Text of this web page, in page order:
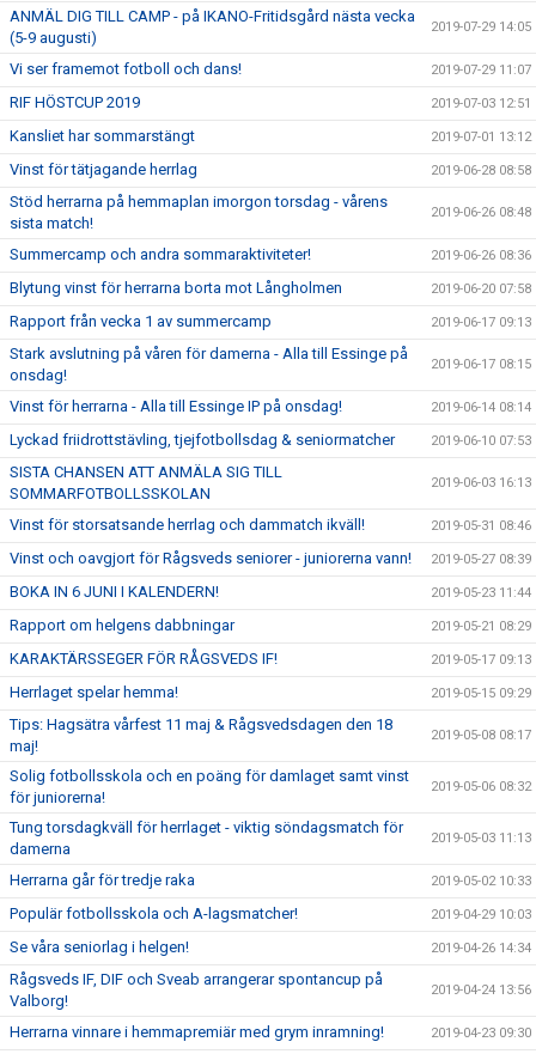
ANMÄL DIG TILL CAMP - på IKANO-Fritidsgård nästa vecka
(5-9 augusti)
2019-07-29 14:05
Vi ser framemot fotboll och dans! 2019-07-29 11:07
RIF HÖSTCUP 2019 2019-07-03 12:51
Kansliet har sommarstängt 2019-07-01 13:12
Vinst för tätjagande herrlag 2019-06-28 08:58
Stöd herrarna på hemmaplan imorgon torsdag - vårens
sista match!
2019-06-26 08:48
Summercamp och andra sommaraktiviteter! 2019-06-26 08:36
Blytung vinst för herrarna borta mot Långholmen 2019-06-20 07:58
Rapport från vecka 1 av summercamp 2019-06-17 09:13
Stark avslutning på våren för damerna - Alla till Essinge på
onsdag!
2019-06-17 08:15
Vinst för herrarna - Alla till Essinge IP på onsdag! 2019-06-14 08:14
Lyckad friidrottstävling, tjejfotbollsdag & seniormatcher 2019-06-10 07:53
SISTA CHANSEN ATT ANMÄLA SIG TILL
SOMMARFOTBOLLSSKOLAN
2019-06-03 16:13
Vinst för storsatsande herrlag och dammatch ikväll! 2019-05-31 08:46
Vinst och oavgjort för Rågsveds seniorer - juniorerna vann! 2019-05-27 08:39
BOKA IN 6 JUNI I KALENDERN! 2019-05-23 11:44
Rapport om helgens dabbningar 2019-05-21 08:29
KARAKTÄRSSEGER FÖR RÅGSVEDS IF! 2019-05-17 09:13
Herrlaget spelar hemma! 2019-05-15 09:29
Tips: Hagsätra vårfest 11 maj & Rågsvedsdagen den 18
maj!
2019-05-08 08:17
Solig fotbollsskola och en poäng för damlaget samt vinst
för juniorerna!
2019-05-06 08:32
Tung torsdagkväll för herrlaget - viktig söndagsmatch för
damerna
2019-05-03 11:13
Herrarna går för tredje raka 2019-05-02 10:33
Populär fotbollsskola och A-lagsmatcher! 2019-04-29 10:03
Se våra seniorlag i helgen! 2019-04-26 14:34
Rågsveds IF, DIF och Sveab arrangerar spontancup på
Valborg!
2019-04-24 13:56
Herrarna vinnare i hemmapremiär med grym inramning! 2019-04-23 09:30